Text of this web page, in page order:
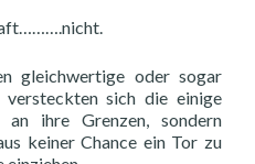
gleichwertige oder sogar
sich die einige
ihre Grenzen, sondern
keiner Chance ein Tor zu